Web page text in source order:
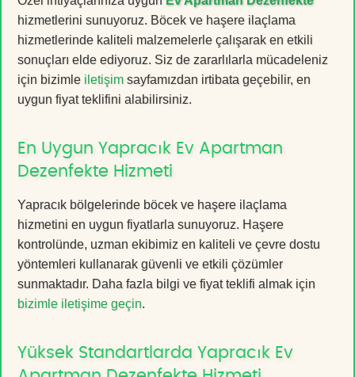
hizmetlerini sunuyoruz. Böcek ve haşere ilaçlama
hizmetlerinde kaliteli malzemelerle çalışarak en etkili
sonuçları elde ediyoruz. Siz de zararlılarla mücadeleniz
için bizimle iletişim sayfamızdan irtibata geçebilir, en
uygun fiyat teklifini alabilirsiniz.
En Uygun Yapracık Ev Apartman
Dezenfekte Hizmeti
Yapracık bölgelerinde böcek ve haşere ilaçlama
hizmetini en uygun fiyatlarla sunuyoruz. Haşere
kontrolünde, uzman ekibimiz en kaliteli ve çevre dostu
yöntemleri kullanarak güvenli ve etkili çözümler
sunmaktadır. Daha fazla bilgi ve fiyat teklifi almak için
bizimle iletişime geçin.
Yüksek Standartlarda Yapracık Ev